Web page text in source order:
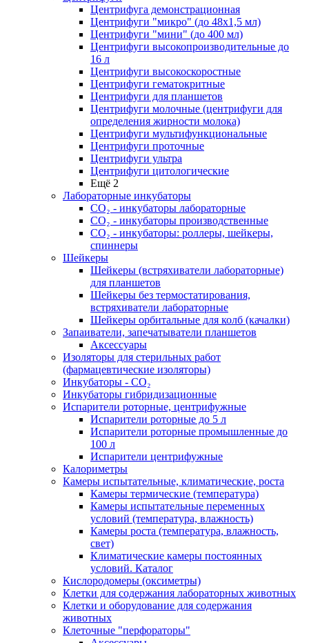
Центрифуга демонстрационная
Центрифуги "микро" (до 48x1,5 мл)
Центрифуги "мини" (до 400 мл)
Центрифуги высокопроизводительные до
16 л
Центрифуги высокоскоростные
Центрифуги гематокритные
Центрифуги для планшетов
Центрифуги молочные (центрифуги для
определения жирности молока)
Центрифуги мультифункциональные
Центрифуги проточные
Центрифуги ультра
Центрифуги цитологические
Ещё 2
Лабораторные инкубаторы
СО₂ - инкубаторы лабораторные
СО₂ - инкубаторы производственные
СО₂ - инкубаторы: роллеры, шейкеры,
спиннеры
Шейкеры
Шейкеры (встряхиватели лабораторные)
для планшетов
Шейкеры без термостатирования,
встряхиватели лабораторные
Шейкеры орбитальные для колб (качалки)
Запаиватели, запечатыватели планшетов
Аксессуары
Изоляторы для стерильных работ
(фармацевтические изоляторы)
Инкубаторы - CO₂
Инкубаторы гибридизационные
Испарители роторные, центрифужные
Испарители роторные до 5 л
Испарители роторные промышленные до
100 л
Испарители центрифужные
Калориметры
Камеры испытательные, климатические, роста
Камеры термические (температура)
Камеры испытательные переменных
условий (температура, влажность)
Камеры роста (температура, влажность,
свет)
Климатические камеры постоянных
условий. Каталог
Кислородомеры (оксиметры)
Клетки для содержания лабораторных животных
Клетки и оборудование для содержания
животных
Клеточные "перфораторы"